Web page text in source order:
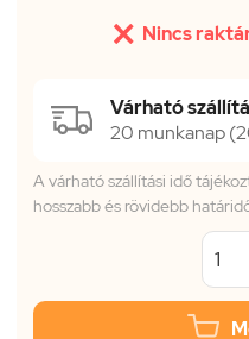
 Nincs
Várható
20 munkanap
A várható szállítási idő
hosszabb és rövidebb